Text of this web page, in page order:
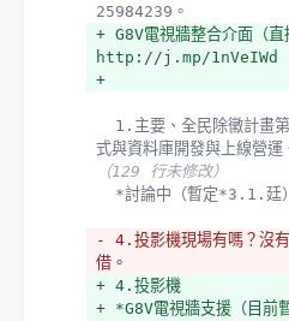
（6 行未修改）
  麥克主要是行政任務，負責場地協調，採購食物，這些
事情是前置作業。
  沛宸主要是行政任務，負責「除媒計畫」參與人員的名
- 淑華主要是行政任務，
單，人不在台北現場用網路
+ 淑華主要是行政-取消-
員的名單，人不在台北現場
  現場雜工
（7 行未修改）
  *辛苦了!
25984239。
+ G8V電視牆整合介面（直
http://j.mp/1nVeIWd
+
式與資料庫開發與上線營運
（129 行未修改）
  *討論中（暫定*3.1.廷）
- 4.投影機現場有嗎？沒
借。
+ 4.投影機
+ *G8V電視牆支援（目前